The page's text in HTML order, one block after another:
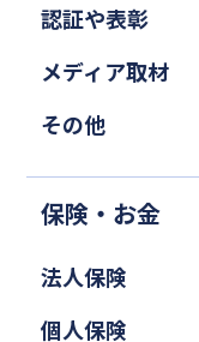
認証や表彰
メディア取材
その他
保険・お金
法人保険
個人保険